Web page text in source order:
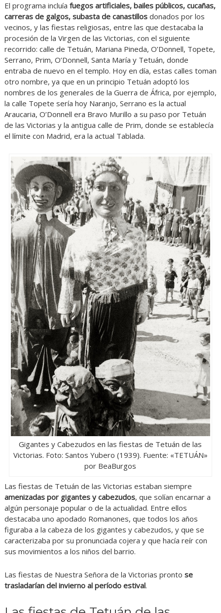
El programa incluía fuegos artificiales, bailes públicos, cucañas,
carreras de galgos, subasta de canastillosdonados por los
vecinos, y las fiestas religiosas, entre las que destacaba la
procesión de la Virgen de las Victorias, con el siguiente
recorrido: calle de Tetuán, Mariana Pineda, O’Donnell, Topete,
Serrano, Prim, O’Donnell, Santa María y Tetuán, donde
entraba de nuevo en el templo. Hoy en día, estas calles toman
otro nombre, ya que en un principio Tetuán adoptó los
nombres de los generales de la Guerra de África, por ejemplo,
la calle Topete sería hoy Naranjo, Serrano es la actual
Araucaria, O’Donnell era Bravo Murillo a su paso por Tetuán
de las Victorias y la antigua calle de Prim, donde se establecía
el límite con Madrid, era la actual Tablada.
Gigantes y Cabezudos en las fiestas de Tetuán de las
Victorias. Foto: Santos Yubero (1939). Fuente: «TETUÁN»
por BeaBurgos
Las fiestas de Tetuán de las Victorias estaban siempre
amenizadas por gigantes y cabezudos, que solían encarnar a
algún personaje popular o de la actualidad. Entre ellos
destacaba uno apodado Romanones, que todos los años
figuraba a la cabeza de los gigantes y cabezudos, y que se
caracterizaba por su pronunciada cojera y que hacía reír con
sus movimientos a los niños del barrio.
Las fiestas de Nuestra Señora de la Victorias pronto se
trasladarían del invierno al período estival.